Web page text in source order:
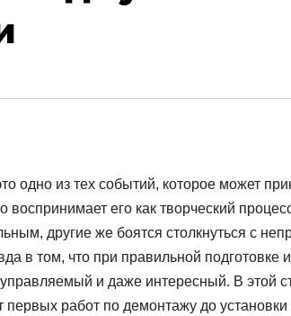
одно из тех событий, которое может
воспринимает его как творческий
другие же боятся столкнуться с
в том, что при правильной подготовке
и даже интересный. В этой
первых работ по демонтажу до